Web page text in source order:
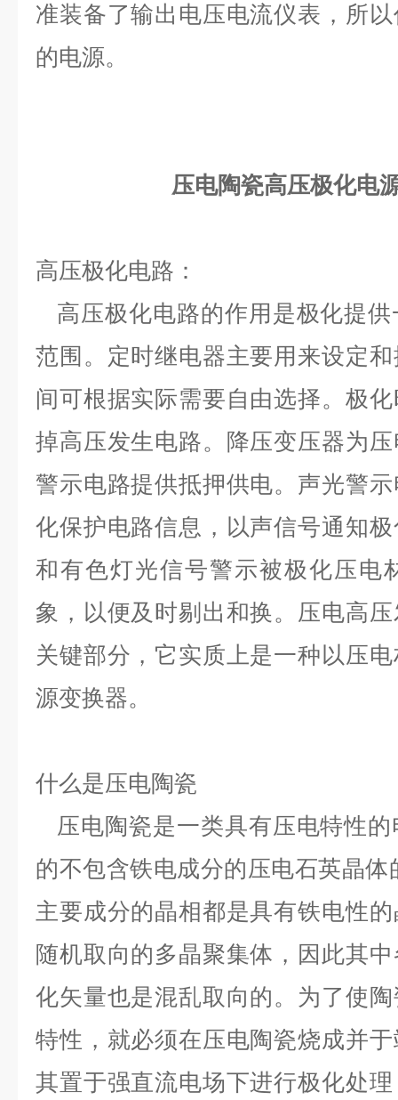
准装备了输出电压电流仪表，所
的电源。
压电陶瓷高压极化电
高压极化电路：
高压极化电路的作用是极化提
范围。定时继电器主要用来设定
间可根据实际需要自由选择。极
掉高压发生电路。降压变压器为
警示电路提供抵押供电。声光警
化保护电路信息，以声信号通知
和有色灯光信号警示被极化压电
象，以便及时剔出和换。压电高
关键部分，它实质上是一种以压
源变换器。
什么是压电陶瓷
压电陶瓷是一类具有压电特性的
的不包含铁电成分的压电石英晶
主要成分的晶相都是具有铁电性
随机取向的多晶聚集体，因此其
化矢量也是混乱取向的。 为了使
特性，就必须在压电陶瓷烧成并
其置于强直流电场下进行极化处